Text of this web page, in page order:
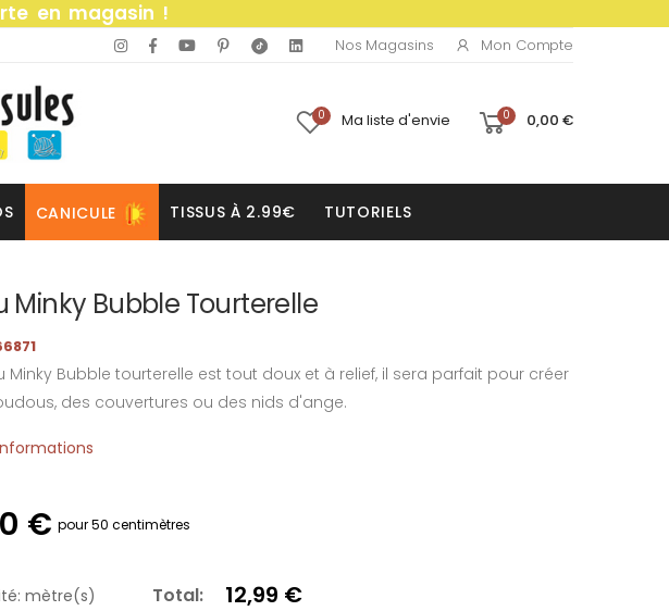
en magasin !
Nos Magasins Mon Compte
0 Ma liste d'envie 0 0,00 €
CANICULE TISSUS À 2.99€ TUTORIELS
Minky Bubble Tourterelle
Minky Bubble tourterelle est tout doux et à relief, il sera parfait pour créer
des couvertures ou des nids d'ange.
€ pour 50 centimètres
mètre(s) Total: 12,99 €